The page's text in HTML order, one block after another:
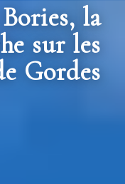
la
sur les
Gordes